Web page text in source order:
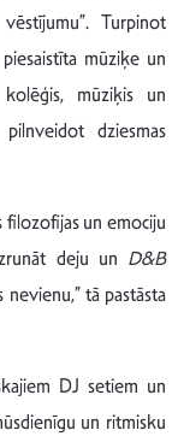
Turpinot
mūziķe un
mūziķis un
dziesmas
filozofijas un emociju
deju un D&B
tā pastāsta
DJ setiem un
un ritmisku